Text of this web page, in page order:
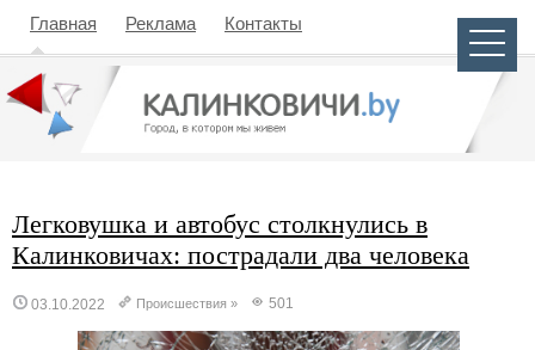
Главная Реклама Контакты
Легковушка и автобус столкнулись в
Калинковичах: пострадали два человека
03.10.2022 Происшествия » 501